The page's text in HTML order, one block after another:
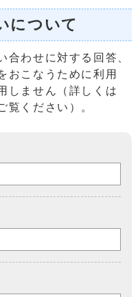
について
合わせに対する回答、
おこなうために利用
しません（詳しくは
覧ください）。